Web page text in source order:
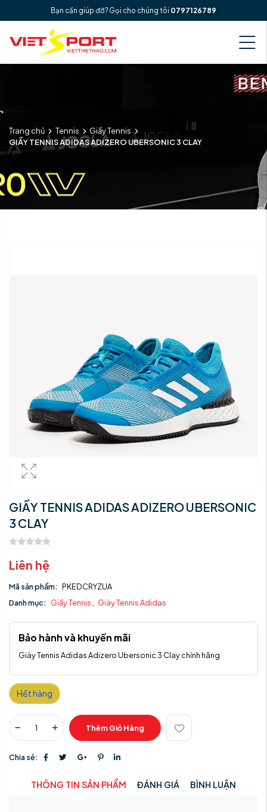
Bạn cần giúp đỡ? Gọi cho chúng tôi 0797126789
Trang chủ Tennis
Giầy Tennis
GIẦY TENNIS ADIDAS ADIZERO UBERSONIC 3 CLAY
GIẦY TENNIS ADIDAS ADIZERO UBERSONIC
3 CLAY
Liên hệ
Mã sản phẩm: PKEDCRYZUA
Danh mục: Giầy Tennis , Giày Tennis Adidas
Bảo hành và khuyến mãi
Giày Tennis Adidas Adizero Ubersonic 3 Clay chính hãng
Hết hàng
Thêm Giỏ Hàng
Chia sẻ:
THÔNG TIN SẢN PHẨM ĐÁNH GIÁ BÌNH LUẬN